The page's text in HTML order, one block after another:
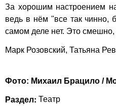
За хорошим настроением
ведь в нём "все так чинно,
самом деле нет. Это смешно,
Марк Розовский, Татьяна
Фото: Михаил Брацило /
Раздел: Театр